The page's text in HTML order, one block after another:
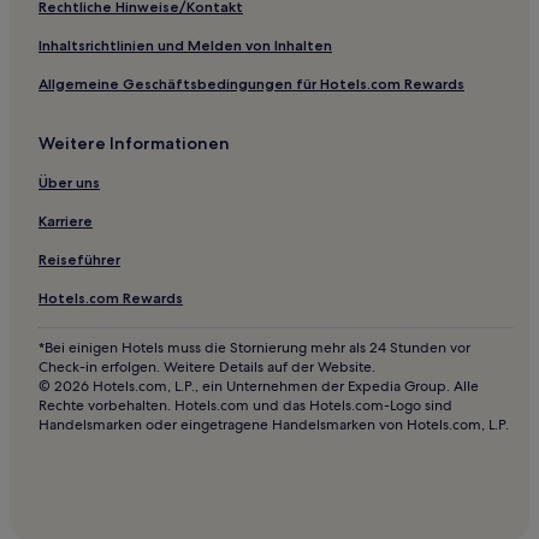
Haustierfreundliche in Rio Verde
Staatspark
Goiânia
Business in Goiânia
Hotels mit inbegriffenem Frühstück in Goiânia
Hotels mit Wellnessbereich in Goiânia
Rechtliche Hinweise/Kontakt
Inhaltsrichtlinien und Melden von Inhalten
Allgemeine Geschäftsbedingungen für Hotels.com Rewards
Weitere Informationen
Über uns
Karriere
Reiseführer
Hotels.com Rewards
*Bei einigen Hotels muss die Stornierung mehr als 24 Stunden vor
Check-in erfolgen. Weitere Details auf der Website.
© 2026 Hotels.com, L.P., ein Unternehmen der Expedia Group. Alle
Rechte vorbehalten. Hotels.com und das Hotels.com-Logo sind
Handelsmarken oder eingetragene Handelsmarken von Hotels.com, L.P.